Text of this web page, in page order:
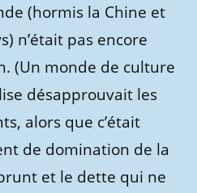
(hormis la Chine et
n’était pas encore
(Un monde de culture
désapprouvait les
alors que c’était
de domination de la
et le dette qui ne